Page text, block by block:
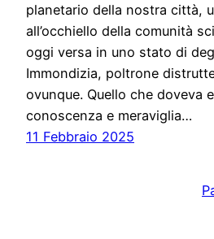
planetario della nostra città,
all’occhiello della comunità
oggi versa in uno stato di
Immondizia, poltrone
ovunque. Quello che doveva
conoscenza e meraviglia…
11 Febbraio 2025